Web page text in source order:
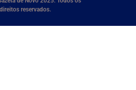
direitos reservados.